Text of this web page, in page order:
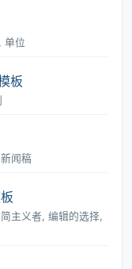
单位
板
闻稿
主义者, 编辑的选择,